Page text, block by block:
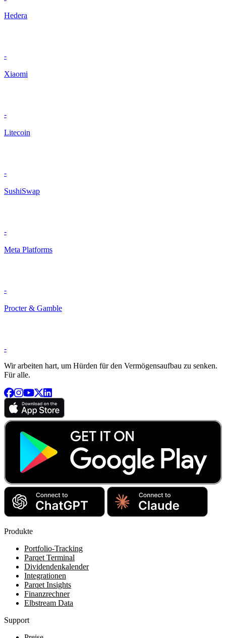
Hedera
-
Xiaomi
-
Litecoin
-
SushiSwap
-
Meta Platforms
-
Procter & Gamble
-
Wir arbeiten hart, um Hürden für den Vermögensaufbau zu senken.
Für alle.
Produkte
Portfolio-Tracking
Parqet Terminal
Dividendenkalender
Integrationen
Parqet Insights
Finanzrechner
Elbstream Data
Support